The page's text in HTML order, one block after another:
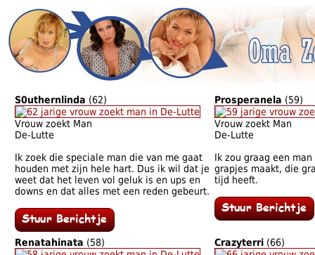
S0uthernlinda (62)
Vrouw zoekt Man
De-Lutte
Ik zoek die speciale man die van me gaat
houden met zijn hele hart. Dus ik wil dat je
weet dat het leven vol geluk is en ups en
downs en dat alles met een reden gebeurt.
Prosperanela (59)
Vrouw zoekt Man
De-Lutte
Ik zou graag een
grapjes maakt, die
tijd heeft.
Renatahinata (58) Crazyterri (66)